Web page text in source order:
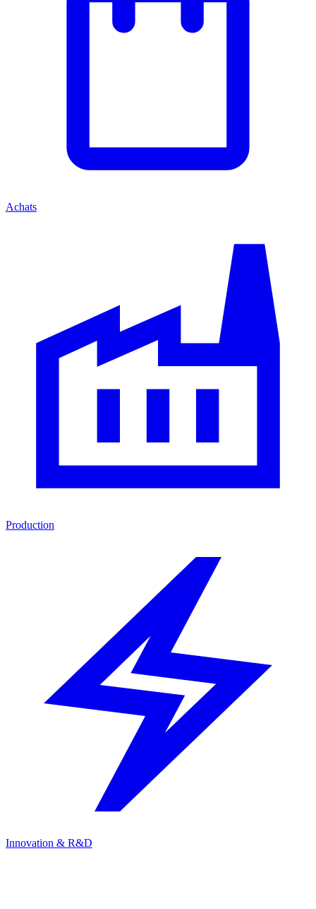
Achats
Production
Innovation & R&D